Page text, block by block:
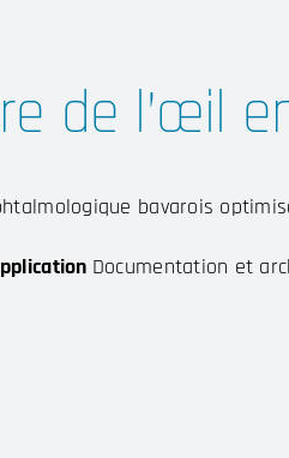
de l’œil
bavarois
Documentation et